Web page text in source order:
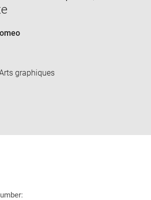
graphiques